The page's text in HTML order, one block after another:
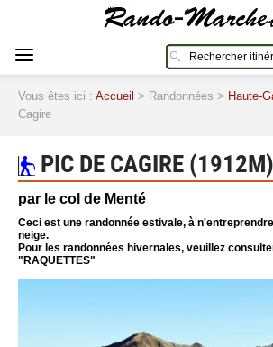
Vous êtes ici : Accueil > Randonnées > Haute-
Cagire
PIC DE CAGIRE (1912M)
par le col de Menté
Ceci est une randonnée estivale, à
neige.
Pour les randonnées hivernales, veuillez
"RAQUETTES"